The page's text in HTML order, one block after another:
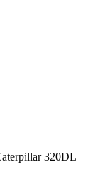
320DL